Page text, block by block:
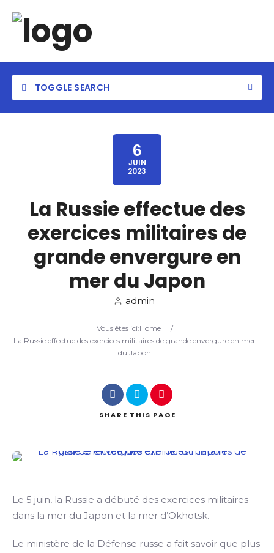
TOGGLE SEARCH
6
JUIN
2023
La Russie effectue des
exercices militaires de
grande envergure en
mer du Japon
admin
Vous êtes ici:Home
/
La Russie effectue des exercices militaires de grande envergure en mer
du Japon
SHARE THIS PAGE
Le 5 juin, la Russie a débuté des exercices militaires
dans la mer du Japon et la mer d’Okhotsk.
Le ministère de la Défense russe a fait savoir que plus